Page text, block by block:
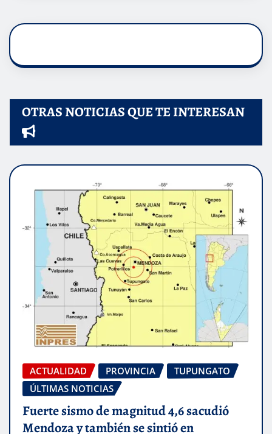
OTRAS NOTICIAS QUE TE INTERESAN
ACTUALIDAD PROVINCIA
TUPUNGATO
ÚLTIMAS NOTICIAS
Fuerte sismo de magnitud 4,6 sacudió
Mendoza y también se sintió en